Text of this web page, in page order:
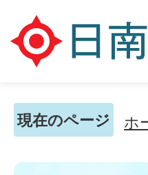
現在のページ ホ